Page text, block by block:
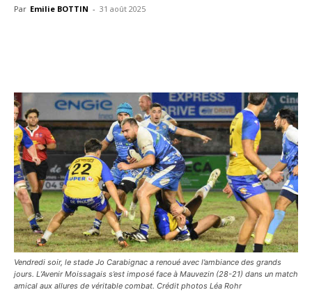
Par Emilie BOTTIN - 31 août 2025
Vendredi soir, le stade Jo Carabignac a renoué avec l’ambiance des grands
jours. L’Avenir Moissagais s’est imposé face à Mauvezin (28-21) dans un match
amical aux allures de véritable combat. Crédit photos Léa Rohr